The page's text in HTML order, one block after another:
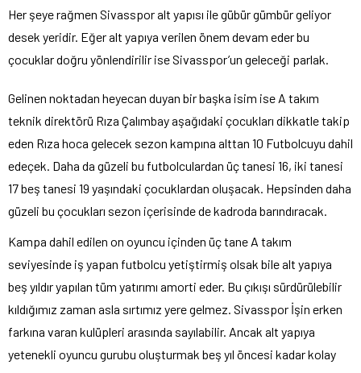
Her şeye rağmen Sivasspor alt yapısı ile gübür gümbür geliyor
desek yeridir. Eğer alt yapıya verilen önem devam eder bu
çocuklar doğru yönlendirilir ise Sivasspor’un geleceği parlak.
Gelinen noktadan heyecan duyan bir başka isim ise A takım
teknik direktörü Rıza Çalımbay aşağıdaki çocukları dikkatle takip
eden Rıza hoca gelecek sezon kampına alttan 10 Futbolcuyu dahil
edeçek. Daha da güzeli bu futbolculardan üç tanesi 16, iki tanesi
17 beş tanesi 19 yaşındaki çocuklardan oluşacak. Hepsinden daha
güzeli bu çocukları sezon içerisinde de kadroda barındıracak.
Kampa dahil edilen on oyuncu içinden üç tane A takım
seviyesinde iş yapan futbolcu yetiştirmiş olsak bile alt yapıya
beş yıldır yapılan tüm yatırımı amorti eder. Bu çıkışı sürdürülebilir
kıldığımız zaman asla sırtımız yere gelmez. Sivasspor İşin erken
farkına varan kulüpleri arasında sayılabilir. Ancak alt yapıya
yetenekli oyuncu gurubu oluşturmak beş yıl öncesi kadar kolay